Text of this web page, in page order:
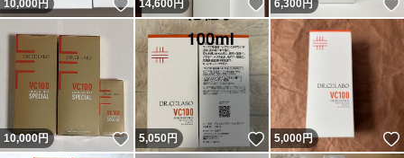
10,000 円 いいね！
14,600円 いいね！
6,300円
10,000円 いいね！
5,050円 いいね！
5,000円